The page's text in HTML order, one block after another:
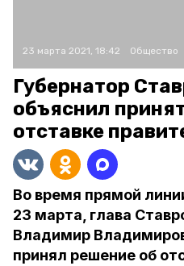
23 марта 2021, 18:42 Общество
Губернатор
объяснил
отставке
Во время прямой
23 марта, глава
Владимир
принял решение об